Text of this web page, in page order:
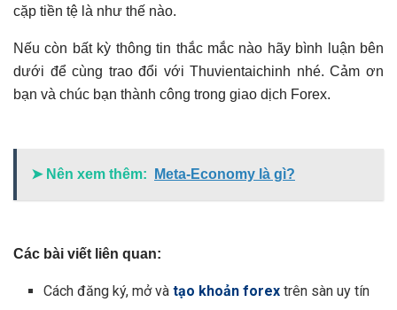
cặp tiền tệ là như thế nào.
Nếu còn bất kỳ thông tin thắc mắc nào hãy bình luận bên
dưới để cùng trao đổi với Thuvientaichinh nhé. Cảm ơn
bạn và chúc bạn thành công trong giao dịch Forex.
➤ Nên xem thêm: Meta-Economy là gì?
Các bài viết liên quan:
Cách đăng ký, mở vàtạo khoản forex trên sàn uy tín